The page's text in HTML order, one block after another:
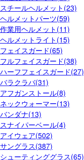
スチールヘルメット(23)
ヘルメットパーツ(59)
作業用ヘルメット(11)
ヘルメットライト(15)
フェイスガード(65)
フルフェイスガード(38)
ハーフフェイスガード(27)
バラクラバ(31)
アフガンストール(8)
ネックウォーマー(13)
バンダナ(13)
スナイパーベール(4)
アイウェア(502)
サングラス(387)
シューティンググラス(65)